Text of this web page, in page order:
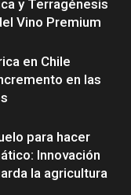
y Terragénesis
Vino Premium
en Chile
en las
para hacer
Innovación
la agricultura